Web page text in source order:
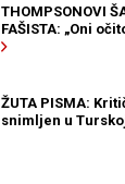
THOMPSONOVI
FAŠISTA: „Oni
ŽUTA PISMA:
snimljen u